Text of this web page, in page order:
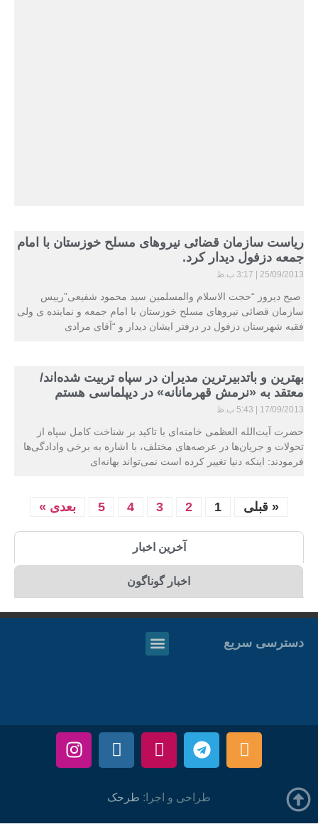
ریاست سازمان قضائی نیروهای مسلح خوزستان با امام
جمعه دزفول دیدار کرد.
25/09/2013 3:17 ب.ظ
صبح دیروز “حجت الاسلام والمسلمین سید محمود شفیعی”رییس
سازمان قضائی نیروهای مسلح خوزستان با امام جمعه و نماینده ی ولی
فقیه شهرستان دزفول در درفتر ایشان دیدار و “آقای مرادی
بهترین و باتدبیرترین مدیران در سپاه تربیت شده‌اند/
معتقد به «نرمش قهرمانانه» در دیپلماسی هستم
17/09/2013 5:43 ب.ظ
حضرت آیت‌الله العظمی خامنه‌ای با تاکید بر شناخت کامل سپاه از
تحولات و جریان‌ها در عرصه‌های مختلف، با اشاره به برخی وادادگی‌ها
‌فرمودند: اینکه دنیا تغییر کرده است نمی‌تواند بهانه‌ای
« قبلی 1
2
3
4
5 بعدی »
آخرین اخبار
اخبار گوناگون
دسترسی سریع
طراحی و اجرا: طرحک